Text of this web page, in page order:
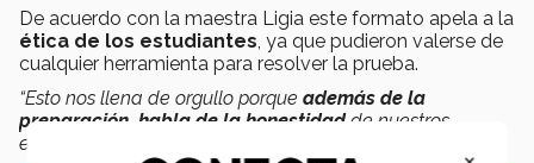
De acuerdo con la maestra Ligia este formato apela a la
ética de los estudiantes, ya que pudieron valerse de
cualquier herramienta para resolver la prueba.
“Esto nos llena de orgullo porque además de la
preparación, habla de la honestidadde nuestros
estudiantes”,